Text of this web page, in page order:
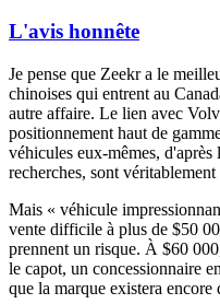
L'avis honnête
Je pense que Zeekr a le
chinoises qui entrent au
autre affaire. Le lien avec
positionnement haut de
véhicules eux-mêmes, d'après
recherches, sont
Mais « véhicule
vente difficile à plus de $50
prennent un risque. À $60
le capot, un concessionnaire
que la marque existera encore